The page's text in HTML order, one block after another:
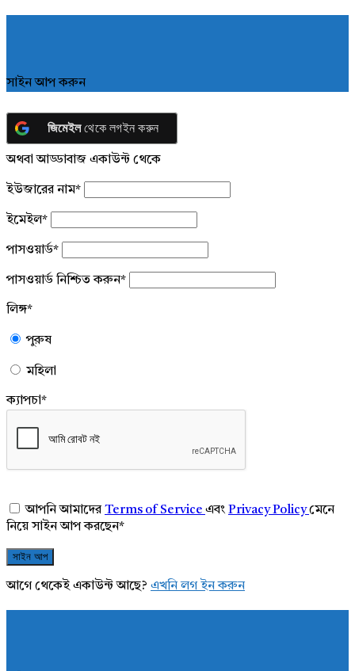
সাইন আপ করুন
জিমেইলথেকে লগইন করুন
অথবা আড্ডাবাজ একাউন্ট থেকে
ইউজারের নাম*
ইমেইল*
পাসওয়ার্ড*
পাসওয়ার্ড নিশ্চিত করুন*
লিঙ্গ*
পুরুষ
মহিলা
ক্যাপচা*
আপনি আমাদেরTerms of Service এবং Privacy Policyমেনে
নিয়ে সাইন আপ করছেন*
আগে থেকেই একাউন্ট আছে? এখনি লগ ইন করুন